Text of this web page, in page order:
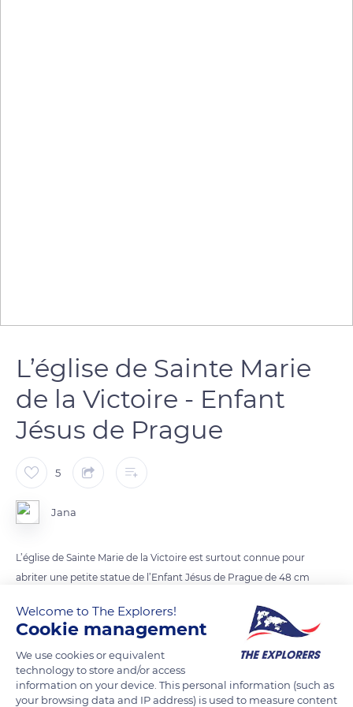
L’église de Sainte Marie
de la Victoire - Enfant
Jésus de Prague
5
Jana
L’église de Sainte Marie de la Victoire est surtout connue pour
abriter une petite statue de l’Enfant Jésus de Prague de 48 cm
l’année, en fonction du calendrier religieux.
A l’étage, vous pouvez visiter un petit musée où on expose
quelques-unes de ses tenues magnifiquement brodées, que
les fidèles lui ont offerts. En 400 ans, il en a reçu plus de 300.
Parmi les tenues exposées se trouve également celle offerte
Welcome to The Explorers!
Cookie management
We use cookies or equivalent
technology to store and/or access
information on your device. This personal information (such as
your browsing data and IP address) is used to measure content